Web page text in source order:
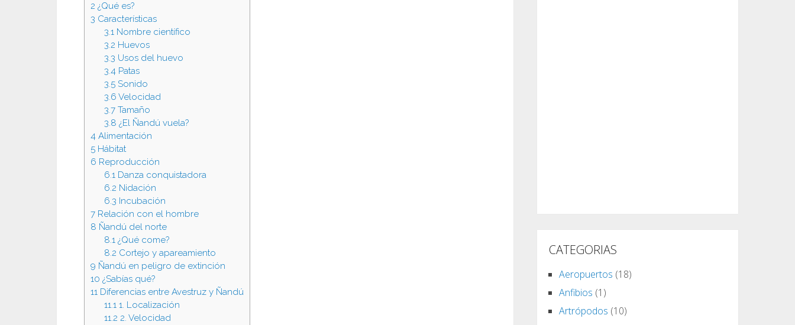
2 ¿Qué es?
3 Características
3.1Nombre científico
3.2 Huevos
3.3 Usos del huevo
3.4Patas
3.5Sonido
3.6 Velocidad
3.7Tamaño
3.8 ¿El Ñandú vuela?
4 Alimentación
5 Hábitat
6 Reproducción
6.1Danza conquistadora
6.2 Nidación
6.3 Incubación
7 Relación con el hombre
8 Ñandú del norte
8.1¿Qué come?
8.2 Cortejo y apareamiento
9 Ñandú en peligro de extinción
10 ¿Sabías qué?
11 Diferencias entre Avestruz y Ñandú
11.11. Localización
11.2 2. Velocidad
CATEGORIAS
Aeropuertos (18)
Anfibios (1)
Artrópodos (10)